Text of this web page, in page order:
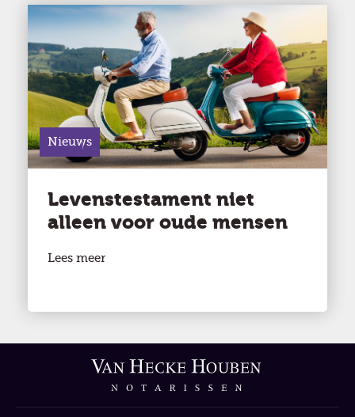
Nieuws
Levenstestament niet
alleen voor oude mensen
Lees meer